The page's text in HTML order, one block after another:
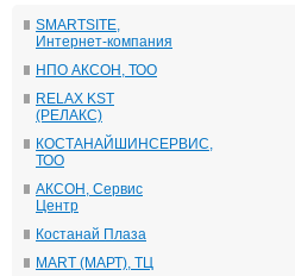
SMARTSITE,
Интернет-компания
НПО АКСОН, ТОО
RELAX KST
(РЕЛАКС)
КОСТАНАЙШИНСЕРВИС,
ТОО
АКСОН, Сервис
Центр
Костанай Плаза
MART (МАРТ), ТЦ